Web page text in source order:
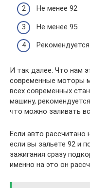
Не менее 92
Не менее 95
И так далее. Что нам
современные моторы
всех современных
машину,
что можно заливать
Если авто рассчитано
если вы зальете 92 и
зажигания сразу
именно на это он